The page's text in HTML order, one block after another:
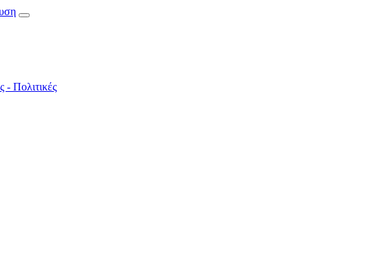
- Πολιτικές